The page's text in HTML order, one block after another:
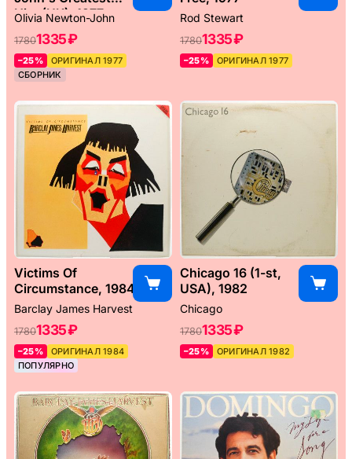
Hits (UK), 1977
Olivia Newton-John
17801335 ₽
–25%
ОРИГИНАЛ 1977
СБОРНИК
Rod Stewart
17801335 ₽
–25% ОРИГИНАЛ 1977
Victims Of
Circumstance, 1984
Barclay James Harvest
17801335 ₽
–25%
ОРИГИНАЛ 1984
ПОПУЛЯРНО
Chicago 16 (1-st,
USA), 1982
Chicago
17801335 ₽
–25% ОРИГИНАЛ 1982